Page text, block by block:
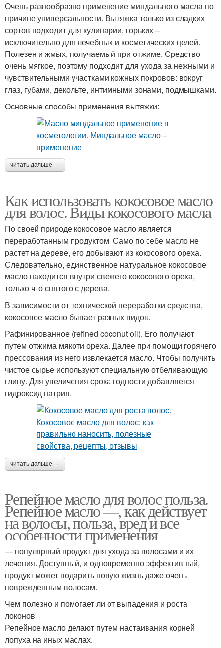
Очень разнообразно применение миндального масла по
причине универсальности. Вытяжка только из сладких
сортов подходит для кулинарии, горьких –
исключительно для лечебных и косметических целей.
Полезен и жмых, получаемый при отжиме. Средство
очень мягкое, поэтому подходит для ухода за нежными и
чувствительными участками кожных покровов: вокруг
глаз, губами, декольте, интимными зонами, подмышками.
Основные способы применения вытяжки:
читать дальше →
Как использовать кокосовое масло
для волос. Виды кокосового масла
По своей природе кокосовое масло является
переработанным продуктом. Само по себе масло не
растет на дереве, его добывают из кокосового ореха.
Следовательно, единственное натуральное кокосовое
масло находится внутри свежего кокосового ореха,
только что снятого с дерева.
В зависимости от технической переработки средства,
кокосовое масло бывает разных видов.
Рафинированное (refined coconut oil). Его получают
путем отжима мякоти ореха. Далее при помощи горячего
прессования из него извлекается масло. Чтобы получить
чистое сырье используют специальную отбеливающую
глину. Для увеличения срока годности добавляется
гидроксид натрия.
читать дальше →
Репейное масло для волос польза.
Репейное масло —, как действует
на волосы, польза, вред и все
особенности применения
— популярный продукт для ухода за волосами и их
лечения. Доступный, и одновременно эффективный,
продукт может подарить новую жизнь даже очень
поврежденным волосам.
Чем полезно и помогает ли от выпадения и роста
локонов
Репейное масло делают путем настаивания корней
лопуха на иных маслах.